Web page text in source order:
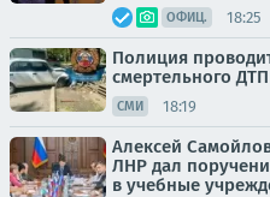
ОФИЦ. 18:25
Полиция
смертельного
СМИ 18:19
Алексей
ЛНР дал
в учебные